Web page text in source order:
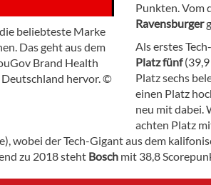
beliebteste Marke
Das geht aus dem
Brand Health
hervor. ©
Punkten. Vom
Ravensburger
Als erstes
Platz fünf(39,9
Platz sechs
einen Platz
neu mit dabei.
achten Platz
wobei der Tech-Gigant aus dem
zu 2018 steht Bosch mit 38,8